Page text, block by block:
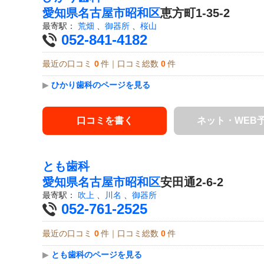
愛知県名古屋市昭和区恵方町1-35-2
最寄駅： 荒畑 御器所 桜山
052-841-4182
最近の口コミ 0 件｜口コミ総数 0 件
▶ ひかり歯科のページを見る
口コミを書く ネット・WEB
とも歯科
愛知県名古屋市昭和区安田通2-6-2
最寄駅： 吹上 、 川名 、 御器所
052-761-2525
最近の口コミ 0 件｜口コミ総数 0 件
▶ とも歯科のページを見る